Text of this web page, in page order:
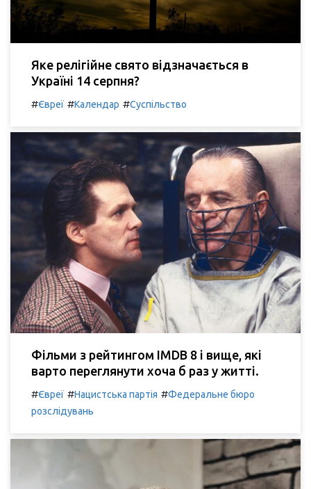
Яке релігійне свято відзначається в
Україні 14 серпня?
#Євреї #Календар #Суспільство
Фільми з рейтингом IMDB 8 і вище, які
варто переглянути хоча б раз у житті.
#Євреї #Нацистська партія #Федеральне бюро
розслідувань